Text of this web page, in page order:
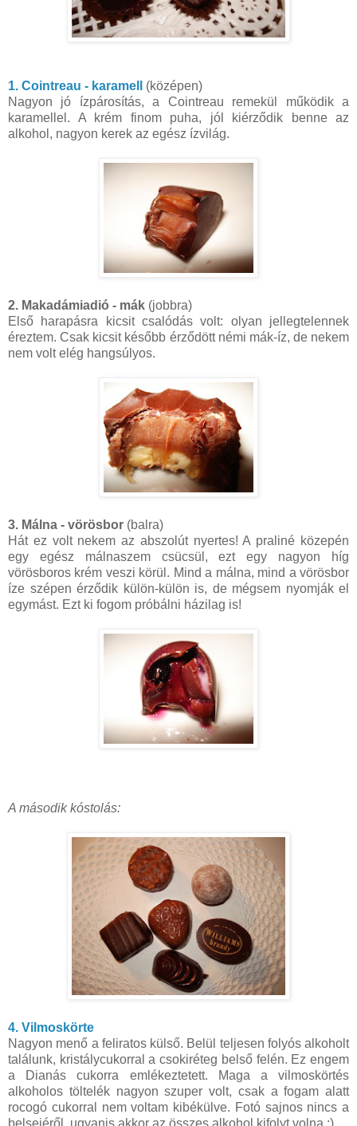
1. Cointreau - karamell
(középen)
Nagyon jó ízpárosítás, a Cointreau remekül működik a
karamellel. A krém finom puha, jól kiérződik benne az
alkohol, nagyon kerek az egész ízvilág.
2. Makadámiadió - mák (jobbra)
Első harapásra kicsit csalódás volt: olyan jellegtelennek
éreztem. Csak kicsit később érződött némi mák-íz, de nekem
nem volt elég hangsúlyos.
3. Málna - vörösbor (balra)
Hát ez volt nekem az abszolút nyertes! A praliné közepén
egy egész málnaszem csücsül, ezt egy nagyon híg
vörösboros krém veszi körül. Mind a málna, mind a vörösbor
íze szépen érződik külön-külön is, de mégsem nyomják el
egymást. Ezt ki fogom próbálni házilag is!
A második kóstolás:
4. Vilmoskörte
Nagyon menő a feliratos külső. Belül teljesen folyós alkoholt
találunk, kristálycukorral a csokiréteg belső felén. Ez engem
a Dianás cukorra emlékeztetett. Maga a vilmoskörtés
alkoholos töltelék nagyon szuper volt, csak a fogam alatt
rocogó cukorral nem voltam kibékülve. Fotó sajnos nincs a